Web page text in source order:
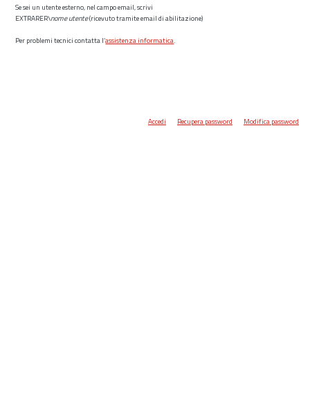
Se sei un utente esterno, nel campo email, scrivi
EXTRARER\nome utente(ricevuto tramite email di abilitazione)
Per problemi tecnici contatta l’assistenza informatica.
Accedi Recupera password Modifica password